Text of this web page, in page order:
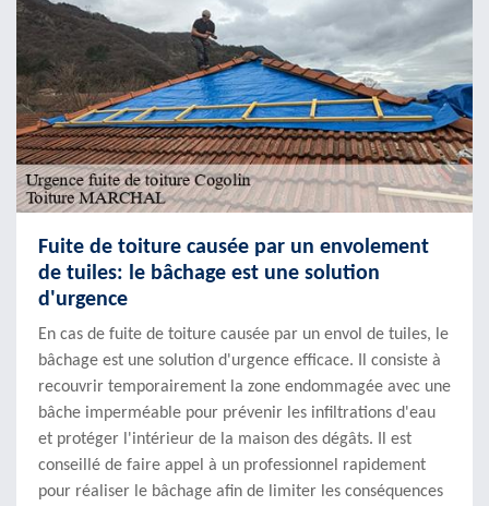
Fuite de toiture causée par un envolement
de tuiles: le bâchage est une solution
d'urgence
En cas de fuite de toiture causée par un envol de tuiles, le
bâchage est une solution d'urgence efficace. Il consiste à
recouvrir temporairement la zone endommagée avec une
bâche imperméable pour prévenir les infiltrations d'eau
et protéger l'intérieur de la maison des dégâts. Il est
conseillé de faire appel à un professionnel rapidement
pour réaliser le bâchage afin de limiter les conséquences